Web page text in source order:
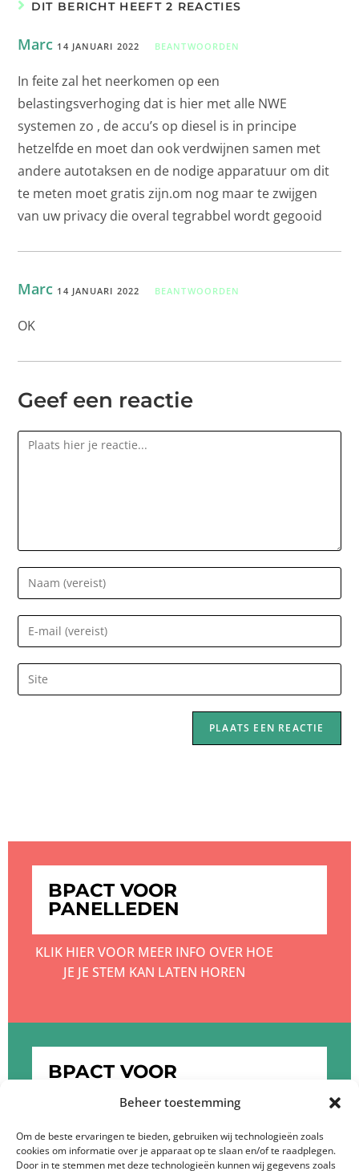
Beheer toestemming
Om de beste ervaringen te bieden, gebruiken wij technologieën zoals
cookies om informatie over je apparaat op te slaan en/of te raadplegen.
Door in te stemmen met deze technologieën kunnen wij gegevens zoals
DIT BERICHT HEEFT 2 REACTIES
Marc 14 JANUARI 2022 BEANTWOORDEN
In feite zal het neerkomen op een
belastingsverhoging dat is hier met alle NWE
systemen zo , de accu’s op diesel is in principe
hetzelfde en moet dan ook verdwijnen samen met
andere autotaksen en de nodige apparatuur om dit
te meten moet gratis zijn.om nog maar te zwijgen
van uw privacy die overal tegrabbel wordt gegooid
Marc 14 JANUARI 2022 BEANTWOORDEN
OK
Geef een reactie
BPACT VOOR
PANELLEDEN
KLIK HIER VOOR MEER INFO OVER HOE
JE JE STEM KAN LATEN HOREN
BPACT VOOR
KLIK HIER OM MEER TE WETEN OVER DE
DIENSTEN VAN BPACT